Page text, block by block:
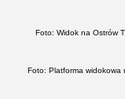
Foto: Widok na Ostrów
Foto: Platforma widokowa